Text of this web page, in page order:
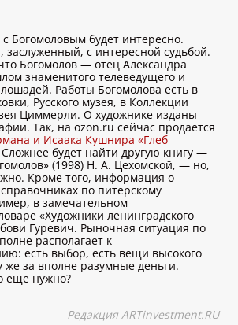
Богомоловым будет интересно.
с интересной судьбой.
Богомолов — отец Александра
знаменитого телеведущего и
Работы Богомолова есть в
Русского музея, в Коллекции
Циммерли. О художнике изданы
Так, на ozon.ru сейчас продается
и Исаака Кушнира «Глеб
Сложнее будет найти другую книгу —
(1998) Н. А. Цехомской, — но,
Кроме того, информация о
по питерскому
в замечательном
«Художники ленинградского
Гуревич. Рыночная ситуация по
располагает к
есть выбор, есть вещи высокого
же за вполне разумные деньги.
еще нужно?
Редакция ARTinvestment.RU